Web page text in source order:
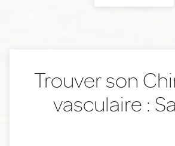
Trouver son
vasculaire :